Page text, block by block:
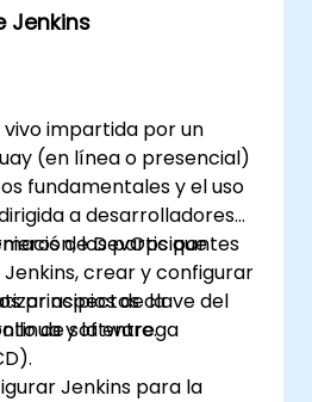
la compilación,
ocurran errores.
adicionales para
de Jenkins.
Jenkins
impartida por un
(en línea o presencial)
fundamentales y el uso
a desarrolladores
de DevOps que
crear y configurar
aspectos clave del
de software.
los participantes
principios de la
y la entrega
Jenkins para la